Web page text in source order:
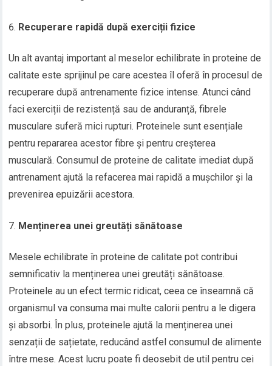
Recuperare rapidă după exerciții fizice
Un alt avantaj important al meselor echilibrate în proteine de
calitate este sprijinul pe care acestea îl oferă în procesul de
recuperare după antrenamente fizice intense. Atunci când
faci exerciții de rezistență sau de anduranță, fibrele
musculare suferă mici rupturi. Proteinele sunt esențiale
pentru repararea acestor fibre și pentru creșterea
musculară. Consumul de proteine de calitate imediat după
antrenament ajută la refacerea mai rapidă a mușchilor și la
prevenirea epuizării acestora.
Menținerea unei greutăți sănătoase
Mesele echilibrate în proteine de calitate pot contribui
semnificativ la menținerea unei greutăți sănătoase.
Proteinele au un efect termic ridicat, ceea ce înseamnă că
organismul va consuma mai multe calorii pentru a le digera
și absorbi. În plus, proteinele ajută la menținerea unei
senzații de sațietate, reducând astfel consumul de alimente
între mese. Acest lucru poate fi deosebit de util pentru cei